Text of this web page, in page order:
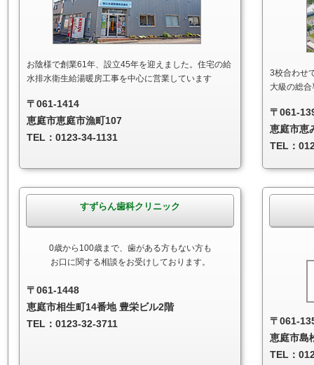
お陰様で創業61年、設立45年を迎えました。住宅の給
水排水衛生給湯暖房工事を中心に営業しています
〒061-1414
恵庭市恵庭市漁町107
TEL：0123-34-1131
3校合わせ
大級の総
〒061-
恵庭市恵
TEL：
すずらん歯科クリニック
0歳から100歳まで、歯がある方もない方も
お口に関する相談をお受けしております。
〒061-1448
恵庭市相生町14番地 豊栄ビル2階
TEL：0123-32-3711
〒061-
恵庭市島
TEL：